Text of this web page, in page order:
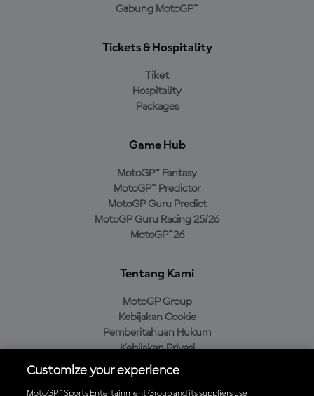
Gabung MotoGP™
Tickets & Hospitality
Tiket
Hospitality
Packages
Game Hub
MotoGP™ Fantasy
MotoGP™ Predictor
MotoGP Guru Predict
MotoGP Guru Racing 25/26
MotoGP™26
Tentang Kami
MotoGP Group
Kebijakan Cookie
Pemberitahuan Hukum
Kebijakan Privasi
Kebijakan Pembelian
Customize your experience
MotoGP™ Sports Entertainment Group and its suppliers use